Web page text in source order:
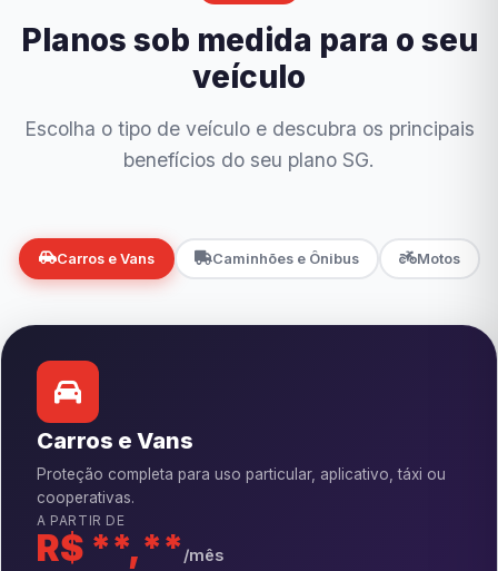
Planos sob medida para o seu
veículo
Escolha o tipo de veículo e descubra os principais
benefícios do seu plano SG.
Carros e Vans Caminhões e Ônibus Motos
Carros e Vans
Proteção completa para uso particular, aplicativo, táxi ou
cooperativas.
A PARTIR DE
R$ **,** /mês